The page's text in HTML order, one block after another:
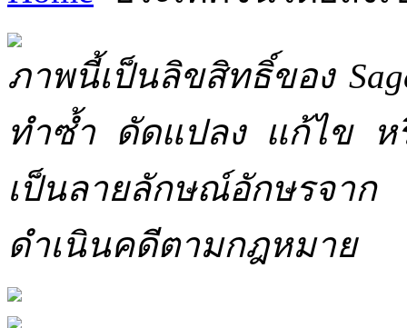
ภาพนี้เป็นลิขสิทธิ์ของ
ทำซ้ำ ดัดแปลง แก้ไข ห
เป็นลายลักษณ์อักษรจาก
ดำเนินคดีตามกฎหมาย